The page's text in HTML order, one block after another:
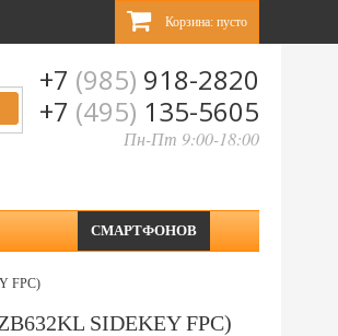
Корзина: пусто
+7 (985) 918-2820
+7 (495) 135-5605
Пн-Пт 9:00-18:00
СМАРТФОНОВ
FPC)
SIDEKEY FPC)